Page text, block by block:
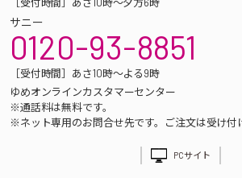
サニー
0120-93-8851
［受付時間］あさ10時～よる9時
ゆめオンラインカスタマーセンター
※通話料は無料です。
※ネット専用のお問合せ先です。ご注文は受け付
PCサイト